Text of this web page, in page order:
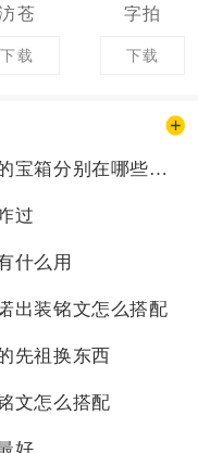
苍
下载
字拍
下载
创造与魔法里面的宝箱分别在哪些地方
过
什么用
出装铭文怎么搭配
先祖换东西
文怎么搭配